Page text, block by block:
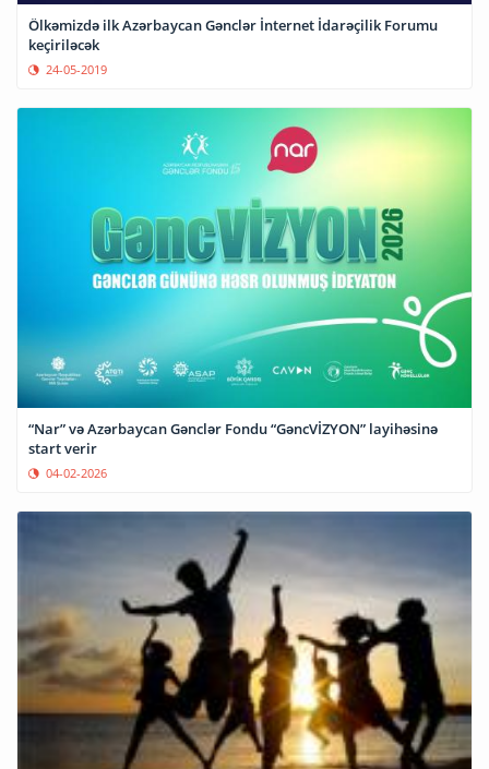
Ölkəmizdə ilk Azərbaycan Gənclər İnternet İdarəçilik Forumu
keçiriləcək
24-05-2019
“Nar” və Azərbaycan Gənclər Fondu “GəncVİZYON” layihəsinə
start verir
04-02-2026